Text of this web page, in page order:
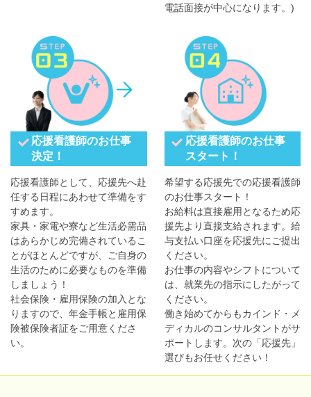
電話面接が中心になります。)
応援看護師のお仕事
決定！
応援看護師として、応援先へ赴
任する日程にあわせて準備をす
すめます。
家具・家電や寮など生活必需品
はあらかじめ完備されているこ
とがほとんどですが、ご自身の
生活のために必要なものを準備
しましょう！
社会保険・雇用保険の加入とな
りますので、年金手帳と雇用保
険被保険者証をご用意くださ
い。
応援看護師のお仕事
スタート！
希望する応援先での応援看護師
のお仕事スタート！
お給料は直接雇用となるため応
援先より直接支給されます。給
与支払い口座を応援先にご提出
ください。
お仕事の内容やシフトについて
は、就業先の指示にしたがって
ください。
働き始めてからもカインド・メ
ディカルのコンサルタントがサ
ポートします。次の「応援先」
選びもお任せください！